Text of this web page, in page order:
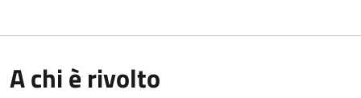
A chi è rivolto